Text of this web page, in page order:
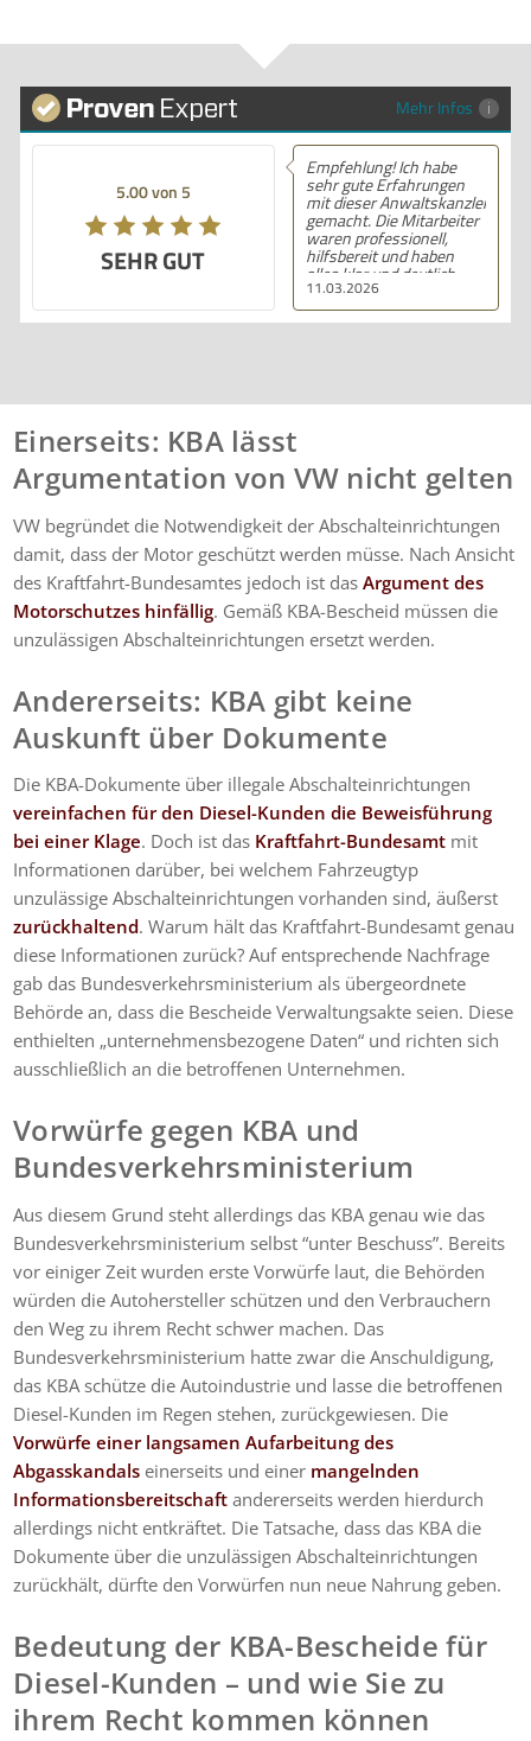
Mehr Infos
5.00 von 5
SEHR GUT
11.03.2026
Empfehlung! Ich habe
sehr gute Erfahrungen
mit dieser Anwaltskanzlei
gemacht. Die Mitarbeiter
waren professionell,
hilfsbereit und haben
alles klar und deutlich
erklärt. Ich bin mit der
Beratung sehr zufrieden
und kann ihre
Einerseits: KBA lässt
Argumentation von VW nicht gelten
VW begründet die Notwendigkeit der Abschalteinrichtungen
damit, dass der Motor geschützt werden müsse. Nach Ansicht
des Kraftfahrt-Bundesamtes jedoch ist dasArgument des
Motorschutzes hinfällig. Gemäß KBA-Bescheid müssen die
unzulässigen Abschalteinrichtungen ersetzt werden.
Andererseits: KBA gibt keine
Auskunft über Dokumente
Die KBA-Dokumente über illegale Abschalteinrichtungen
vereinfachen für den Diesel-Kunden die Beweisführung
bei einer Klage. Doch ist das Kraftfahrt-Bundesamt mit
Informationen darüber, bei welchem Fahrzeugtyp
unzulässige Abschalteinrichtungen vorhanden sind, äußerst
zurückhaltend. Warum hält das Kraftfahrt-Bundesamt genau
diese Informationen zurück? Auf entsprechende Nachfrage
gab das Bundesverkehrsministerium als übergeordnete
Behörde an, dass die Bescheide Verwaltungsakte seien. Diese
enthielten „unternehmensbezogene Daten“ und richten sich
ausschließlich an die betroffenen Unternehmen.
Vorwürfe gegen KBA und
Bundesverkehrsministerium
Aus diesem Grund steht allerdings das KBA genau wie das
Bundesverkehrsministerium selbst “unter Beschuss”. Bereits
vor einiger Zeit wurden erste Vorwürfe laut, die Behörden
würden die Autohersteller schützen und den Verbrauchern
den Weg zu ihrem Recht schwer machen. Das
Bundesverkehrsministerium hatte zwar die Anschuldigung,
das KBA schütze die Autoindustrie und lasse die betroffenen
Diesel-Kunden im Regen stehen, zurückgewiesen. Die
Vorwürfe einer langsamen Aufarbeitung des
Abgasskandals einerseits und einer mangelnden
Informationsbereitschaft andererseits werden hierdurch
allerdings nicht entkräftet. Die Tatsache, dass das KBA die
Dokumente über die unzulässigen Abschalteinrichtungen
zurückhält, dürfte den Vorwürfen nun neue Nahrung geben.
Bedeutung der KBA-Bescheide für
Diesel-Kunden – und wie Sie zu
ihrem Recht kommen können